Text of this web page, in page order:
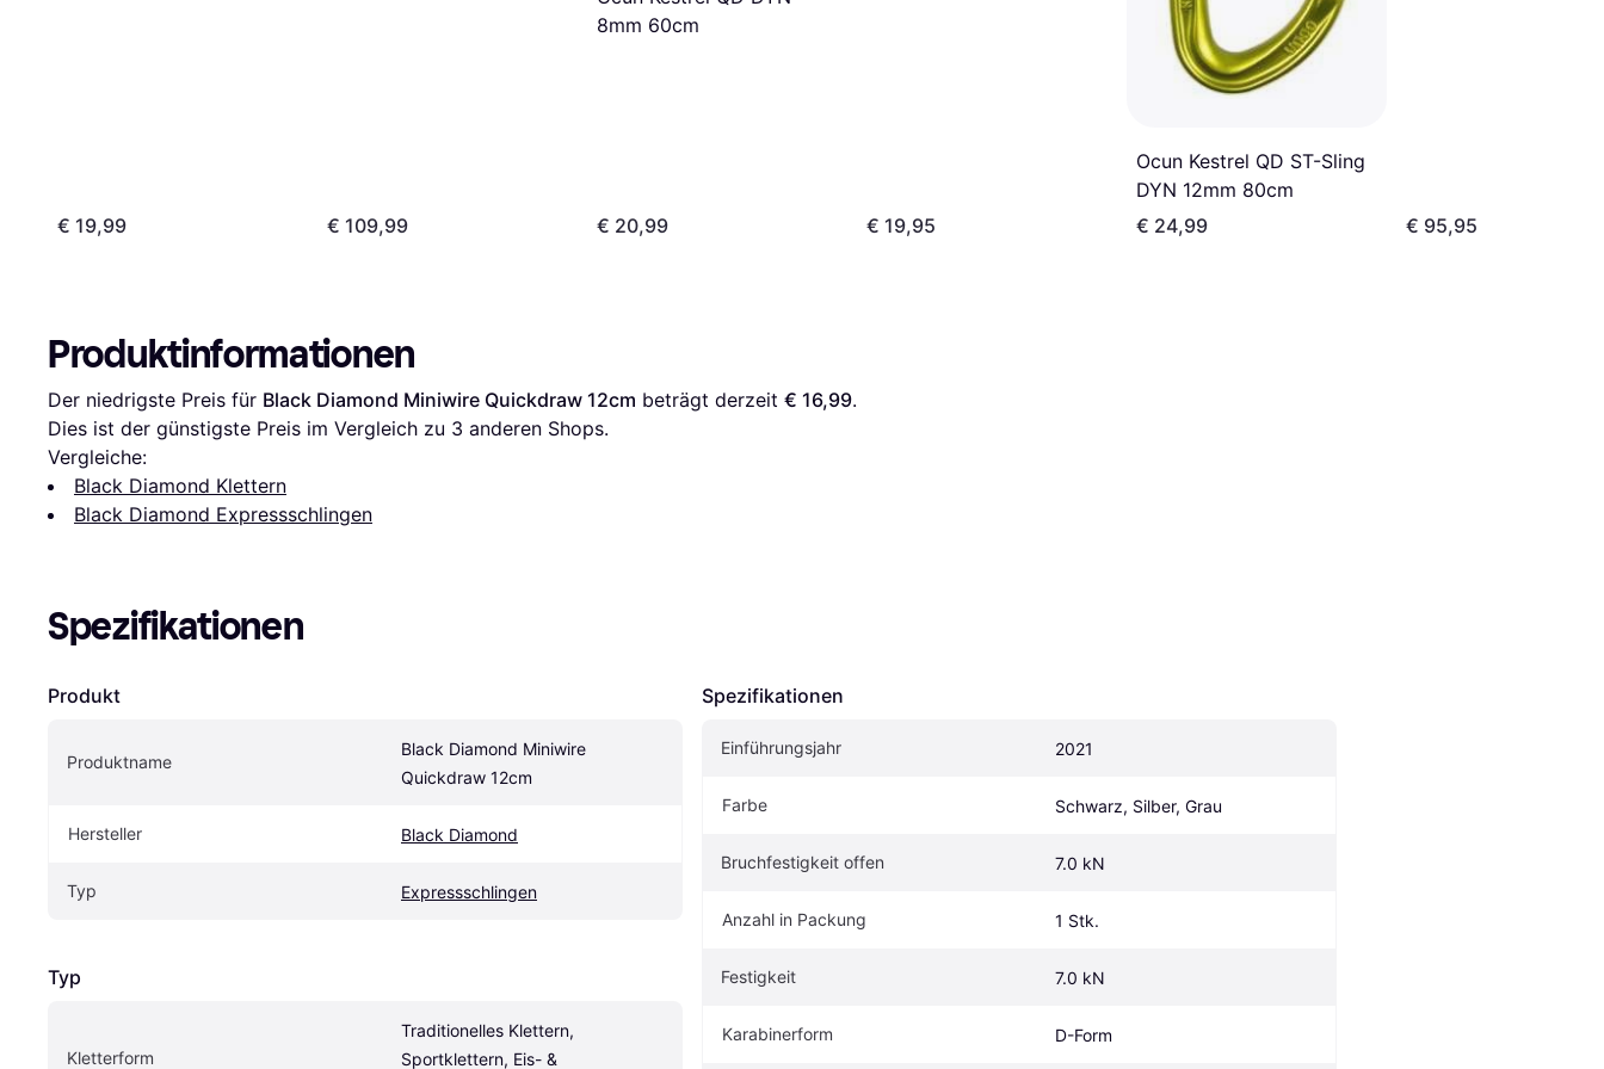
€ 19,99 € 109,99
8mm 60cm
€ 20,99 € 19,95
Ocun Kestrel QD ST-Sling
DYN 12mm 80cm
€ 24,99
€ 95,95
Produktinformationen
Der niedrigste Preis für Black Diamond Miniwire Quickdraw 12cm beträgt derzeit € 16,99.
Dies ist der günstigste Preis im Vergleich zu 3 anderen Shops.
Vergleiche:
Black Diamond Klettern
Black Diamond Expressschlingen
Spezifikationen
Produkt
Produktname
Black Diamond Miniwire
Quickdraw 12cm
Hersteller Black Diamond
Typ Expressschlingen
Typ
Kletterform
Traditionelles Klettern,
Sportklettern, Eis- &
Spezifikationen
Einführungsjahr 2021
Farbe Schwarz, Silber, Grau
Bruchfestigkeit offen 7.0 kN
Anzahl in Packung 1 Stk.
Festigkeit 7.0 kN
Karabinerform D-Form